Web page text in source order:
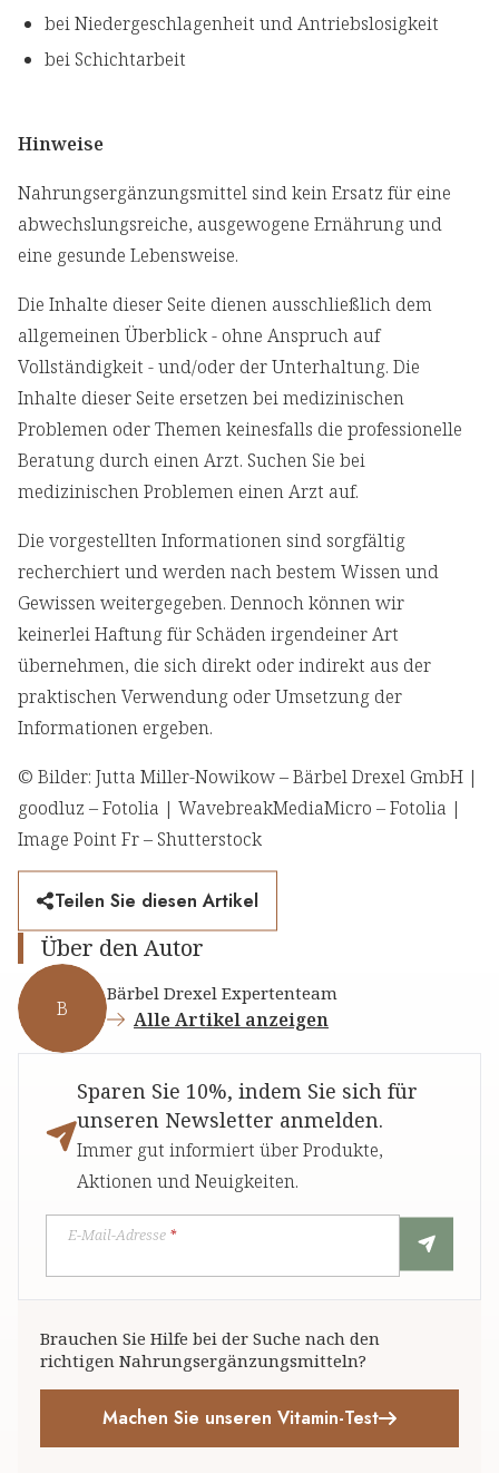
bei Niedergeschlagenheit und Antriebslosigkeit
bei Schichtarbeit
Hinweise
Nahrungsergänzungsmittel sind kein Ersatz für eine
abwechslungsreiche, ausgewogene Ernährung und
eine gesunde Lebensweise.
Die Inhalte dieser Seite dienen ausschließlich dem
allgemeinen Überblick - ohne Anspruch auf
Vollständigkeit - und/oder der Unterhaltung. Die
Inhalte dieser Seite ersetzen bei medizinischen
Problemen oder Themen keinesfalls die professionelle
Beratung durch einen Arzt. Suchen Sie bei
medizinischen Problemen einen Arzt auf.
Die vorgestellten Informationen sind sorgfältig
recherchiert und werden nach bestem Wissen und
Gewissen weitergegeben. Dennoch können wir
keinerlei Haftung für Schäden irgendeiner Art
übernehmen, die sich direkt oder indirekt aus der
praktischen Verwendung oder Umsetzung der
Informationen ergeben.
© Bilder: Jutta Miller-Nowikow – Bärbel Drexel GmbH |
goodluz – Fotolia | WavebreakMediaMicro – Fotolia |
Image Point Fr – Shutterstock
Teilen Sie diesen Artikel
Über den Autor
B
Bärbel Drexel Expertenteam
Alle Artikel anzeigen
Sparen Sie 10%, indem Sie sich für
unseren Newsletter anmelden.
Immer gut informiert über Produkte,
Aktionen und Neuigkeiten.
E-Mail-Adresse *
Brauchen Sie Hilfe bei der Suche nach den
richtigen Nahrungsergänzungsmitteln?
Machen Sie unseren Vitamin-Test